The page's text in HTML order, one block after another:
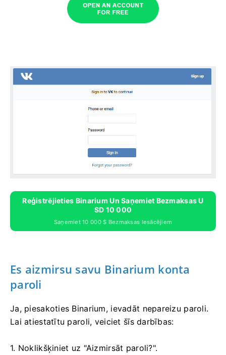
Reģistrējieties Binarium Un Saņemiet Bezmaksas U
SD 10 000
Saņemiet 10 000 $ Bezmaksas Iesācējiem
Es aizmirsu savu Binarium konta
paroli
Ja, piesakoties Binarium, ievadāt nepareizu paroli.
Lai atiestatītu paroli, veiciet šīs darbības:
1. Noklikšķiniet uz "Aizmirsāt paroli?".